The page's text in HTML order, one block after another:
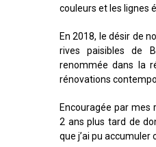
couleurs et les lignes
En 2018, le désir de
rives paisibles de
renommée dans la
rénovations
Encouragée par mes
2 ans plus tard de
que j’ai pu accumuler